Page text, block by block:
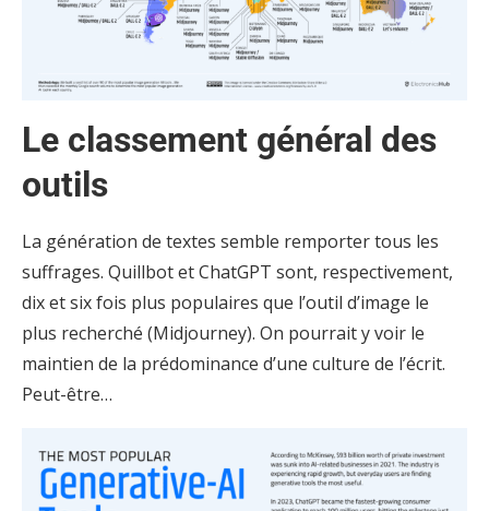
Le classement général des
outils
La génération de textes semble remporter tous les
suffrages. Quillbot et ChatGPT sont, respectivement,
dix et six fois plus populaires que l’outil d’image le
plus recherché (Midjourney). On pourrait y voir le
maintien de la prédominance d’une culture de l’écrit.
Peut-être…